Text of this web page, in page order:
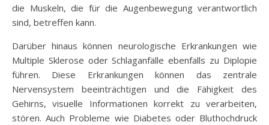
die Muskeln, die für die Augenbewegung verantwortlich
sind, betreffen kann.
Darüber hinaus können neurologische Erkrankungen wie
Multiple Sklerose oder Schlaganfälle ebenfalls zu Diplopie
führen. Diese Erkrankungen können das zentrale
Nervensystem beeinträchtigen und die Fähigkeit des
Gehirns, visuelle Informationen korrekt zu verarbeiten,
stören. Auch Probleme wie Diabetes oder Bluthochdruck